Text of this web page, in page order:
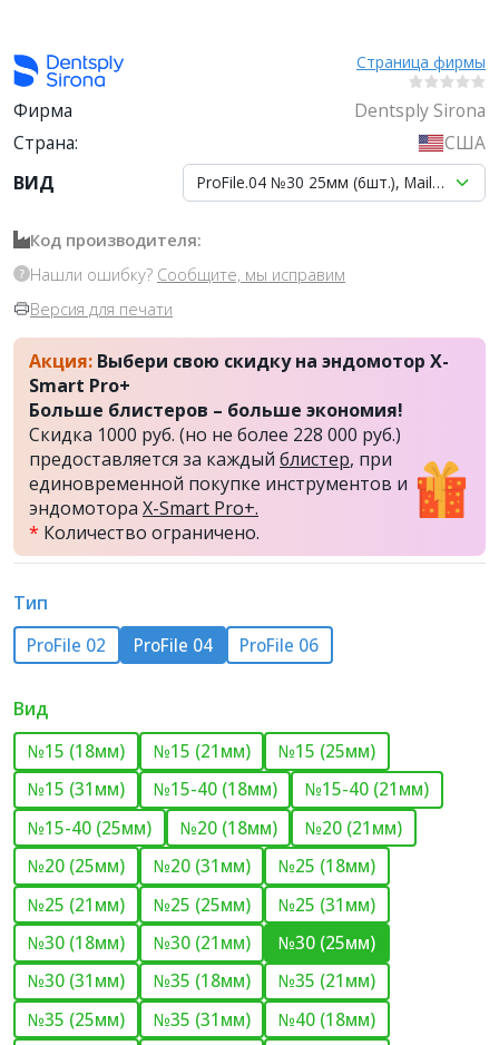
Страница фирмы
Фирма
Dentsply Sirona
Страна:
США
ВИД
ProFile.04 №30 25мм (6шт.), Maillefer
Код производителя:
Нашли ошибку? Сообщите, мы исправим
Версия для печати
Акция: Выбери свою скидку на эндомотор X-
Smart Pro+
Больше блистеров – больше экономия!
Скидка 1000 руб. (но не более 228 000 руб.)
предоставляется за каждый блистер, при
единовременной покупке инструментов и
эндомотора X-Smart Pro+.
* Количество ограничено.
Тип
ProFile 02 ProFile 04 ProFile 06
Вид
№15 (18мм) №15 (21мм)
№15 (25мм)
№15 (31мм)
№15-40 (18мм)
№15-40 (21мм)
№15-40 (25мм)
№20 (18мм)
№20 (21мм)
№20 (25мм)
№20 (31мм)
№25 (18мм)
№25 (21мм)
№25 (25мм)
№25 (31мм)
№30 (18мм)
№30 (21мм)
№30 (25мм)
№30 (31мм)
№35 (18мм)
№35 (21мм)
№35 (25мм)
№35 (31мм)
№40 (18мм)